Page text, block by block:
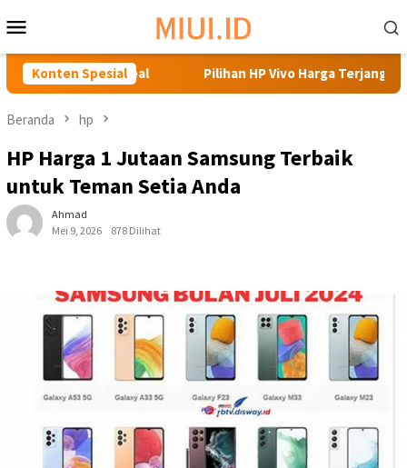
ke
kontenMobile
Konten Spesial
Ideal Pilihan HP Vivo Harga Terjangkau untuk
Beranda hp
HP Harga 1 Jutaan Samsung Terbaik
untuk Teman Setia Anda
Ahmad
Mei 9, 2026
878 Dilihat